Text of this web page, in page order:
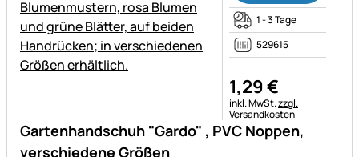
Gartenhandschuh "Gardo" , PVC Noppen,
verschiedene Größen
1 - 3 Tage
529615
1,29€
Steuerhinweis:
inkl. MwSt.zzgl.
Versandkosten